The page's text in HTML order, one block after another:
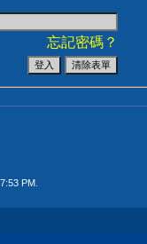
忘記密碼？
PM